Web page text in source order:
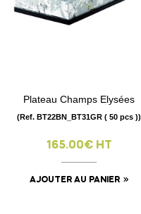
Plateau Champs Elysées
(Ref. BT22BN_BT31GR ( 50 pcs ))
165.00€ HT
AJOUTER AU PANIER